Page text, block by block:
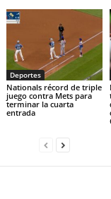
Deportes
Nationals récord de triple
juego contra Mets para
terminar la cuarta
entrada